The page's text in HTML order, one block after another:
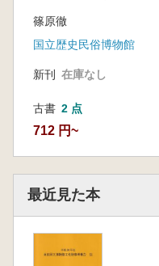
ス
篠原徹
国立歴史民俗博物館
新刊 在庫なし
古書 2 点
712 円~
最近見た本